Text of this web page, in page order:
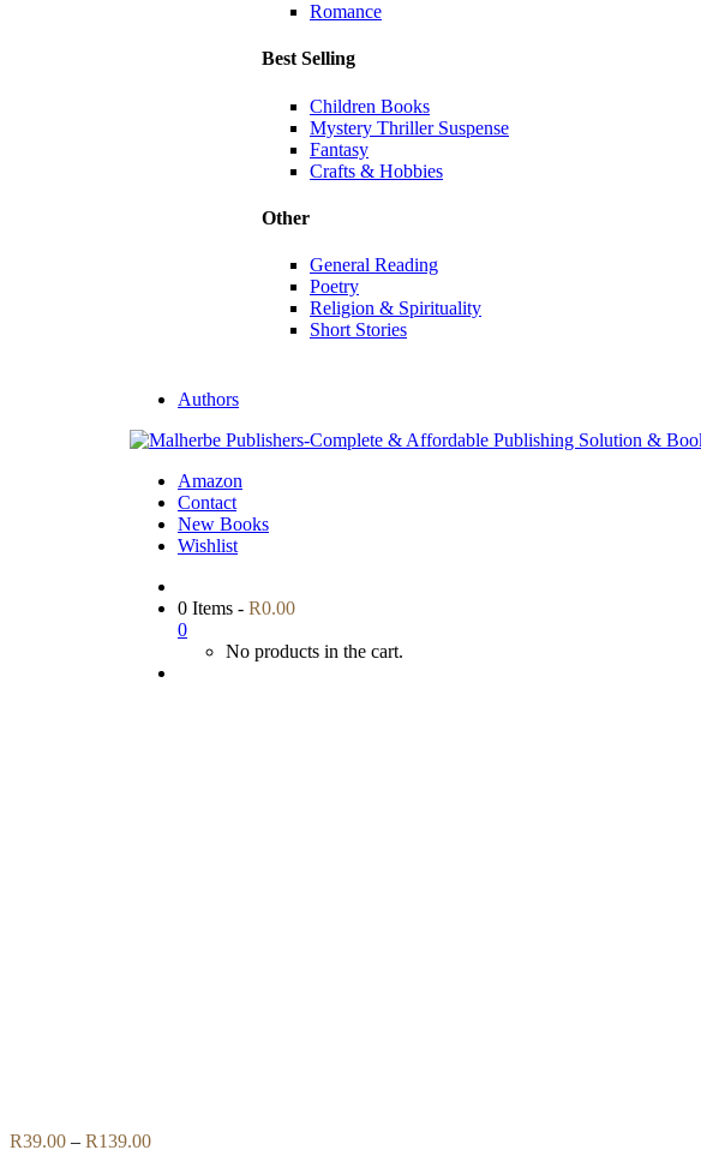
Romance
Best Selling
Children Books
Mystery Thriller Suspense
Fantasy
Crafts & Hobbies
Other
General Reading
Poetry
Religion & Spirituality
Short Stories
Authors
Amazon
Contact
New Books
Wishlist
0 Items - R0.00
0
No products in the cart.
R39.00 – R139.00Price